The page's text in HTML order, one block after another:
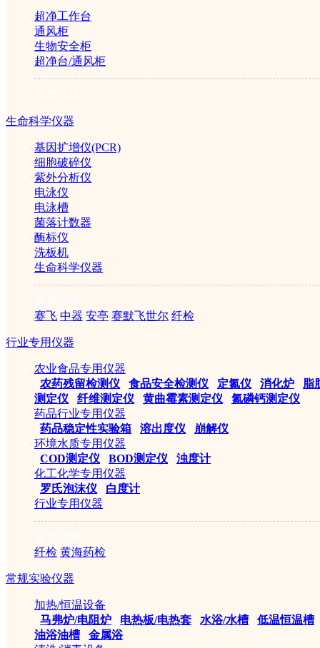
超净工作台
通风柜
生物安全柜
超净台/通风柜
生命科学仪器
基因扩增仪(PCR)
细胞破碎仪
紫外分析仪
电泳仪
电泳槽
菌落计数器
酶标仪
洗板机
生命科学仪器
赛飞 中器 安亭 赛默飞世尔 纤检
行业专用仪器
农业食品专用仪器
农药残留检测仪 食品安全检测仪 定氮仪 消化炉
脂
测定仪
纤维测定仪 黄曲霉素测定仪
氮磷钙测定仪
药品行业专用仪器
药品稳定性实验箱 溶出度仪
崩解仪
环境水质专用仪器
COD测定仪 BOD测定仪
浊度计
化工化学专用仪器
罗氏泡沫仪
白度计
行业专用仪器
纤检 黄海药检
常规实验仪器
加热/恒温设备
马弗炉/电阻炉 电热板/电热套 水浴/水槽 低温恒温槽
油浴油槽
金属浴
￥5800元
NDJ-5S型数字显示粘度
￥5200元
NDJ-1 旋转式粘度计